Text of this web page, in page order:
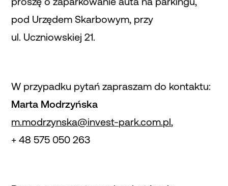
pod Urzędem Skarbowym, przy
ul. Uczniowskiej 21.
W przypadku pytań zapraszam do kontaktu:
Marta Modrzyńska
m.modrzynska@invest-park.com.pl,
+ 48 575 050 263